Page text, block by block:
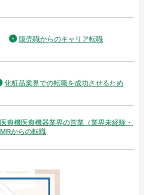
販売職からのキャリア転職
化粧品業界での転職を成功させるため
医療機医療機器業界の営業（業界未経験・
MRからの転職